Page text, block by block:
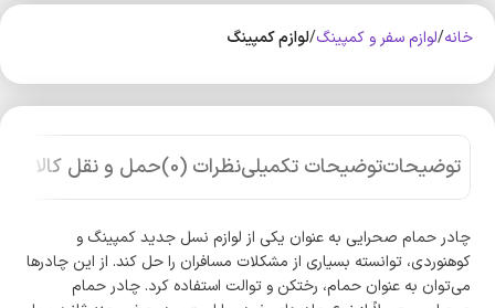
خانه لوازم سفر و کمپینگ لوازم کمپینگ
توضیحاتتوضیحات تکمیلینظرات (0) حمل و نقل کالا
چادر حمام صحرایی به عنوان یکی از لوازم نسل جدید کمپینگ و
کوهنوردی، توانسته بسیاری از مشکلات مسافران را حل کند. از این چادرها
می‌توان به عنوان حمام، رختکن و توالت استفاده کرد. چادر حمام